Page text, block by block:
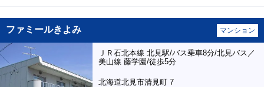
ファミールきよみ マンション
ＪＲ石北本線 北見駅/バス乗車8分/北見バス／
美山線 藤学園/徒歩5分
北海道北見市清見町 7